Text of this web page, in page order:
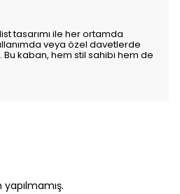
tasarımı ile her ortamda
kullanımda veya özel davetlerde
kaban, hem stil sahibi hem de